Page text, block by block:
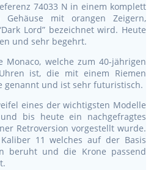
74033 N in einem komplett
Gehäuse mit orangen Zeigern,
Lord” bezeichnet wird. Heute
und sehr begehrt.
Monaco, welche zum 40-jährigen
ist, die mit einem Riemen
genannt und ist sehr futuristisch.
eines der wichtigsten Modelle
bis heute ein nachgefragtes
Retroversion vorgestellt wurde.
11 welches auf der Basis
beruht und die Krone passend